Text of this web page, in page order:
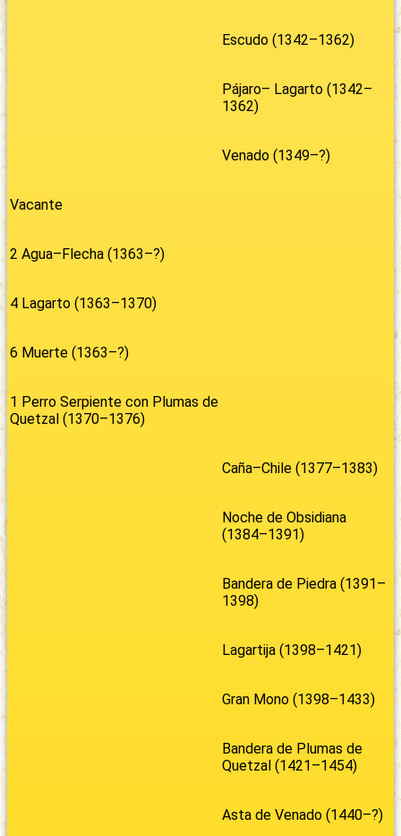
Escudo (1342–1362)
Pájaro– Lagarto (1342–
1362)
Venado (1349–?)
Vacante
2 Agua–Flecha (1363–?)
4 Lagarto (1363–1370)
6 Muerte (1363–?)
1 Perro Serpiente con Plumas de
Quetzal (1370–1376)
Caña–Chile (1377–1383)
Noche de Obsidiana
(1384–1391)
Bandera de Piedra (1391–
1398)
Lagartija (1398–1421)
Gran Mono (1398–1433)
Bandera de Plumas de
Quetzal (1421–1454)
Asta de Venado (1440–?)